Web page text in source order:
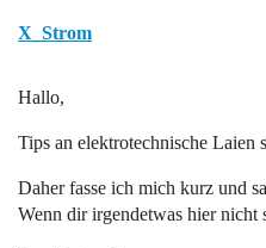
X_Strom
Hallo,
Tips an elektrotechnische Laien
Daher fasse ich mich kurz und
Wenn dir irgendetwas hier nicht